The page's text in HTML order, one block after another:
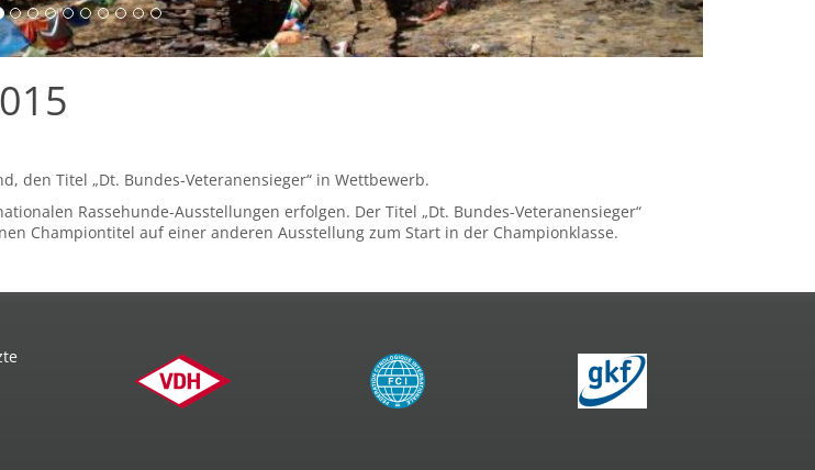
den Titel „Dt. Bundes-Veteranensieger“ in Wettbewerb.
Rassehunde-Ausstellungen erfolgen. Der Titel „Dt. Bundes-Veteranensieger“
Championtitel auf einer anderen Ausstellung zum Start in der Championklasse.